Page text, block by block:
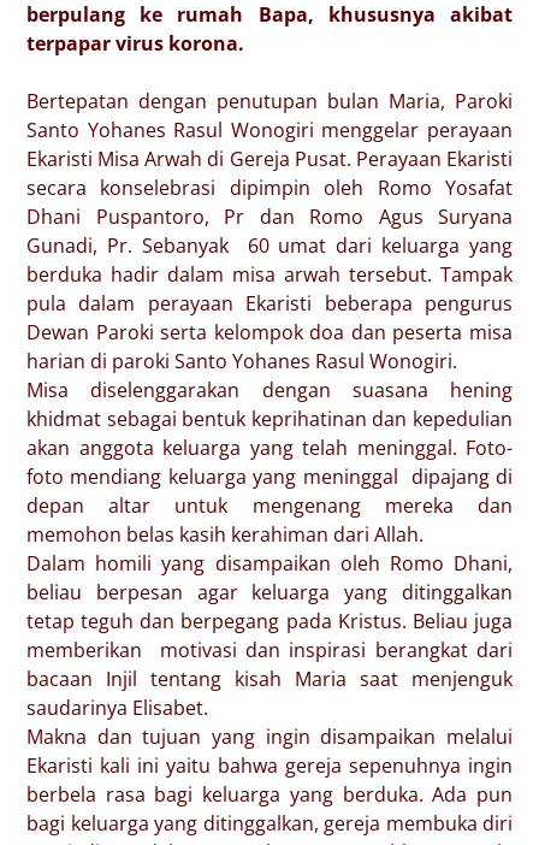
berpulang ke rumah Bapa, khususnya akibat
terpapar virus korona.
Bertepatan dengan penutupan bulan Maria, Paroki
Santo Yohanes Rasul Wonogiri menggelar perayaan
Ekaristi Misa Arwah di Gereja Pusat. Perayaan Ekaristi
secara konselebrasi dipimpin oleh Romo Yosafat
Dhani Puspantoro, Pr dan Romo Agus Suryana
Gunadi, Pr. Sebanyak 60 umat dari keluarga yang
berduka hadir dalam misa arwah tersebut. Tampak
pula dalam perayaan Ekaristi beberapa pengurus
Dewan Paroki serta kelompok doa dan peserta misa
harian di paroki Santo Yohanes Rasul Wonogiri.
Misa diselenggarakan dengan suasana hening
khidmat sebagai bentuk keprihatinan dan kepedulian
akan anggota keluarga yang telah meninggal. Foto-
foto mendiang keluarga yang meninggal dipajang di
depan altar untuk mengenang mereka dan
memohon belas kasih kerahiman dari Allah.
Dalam homili yang disampaikan oleh Romo Dhani,
beliau berpesan agar keluarga yang ditinggalkan
tetap teguh dan berpegang pada Kristus. Beliau juga
memberikan motivasi dan inspirasi berangkat dari
bacaan Injil tentang kisah Maria saat menjenguk
saudarinya Elisabet.
Makna dan tujuan yang ingin disampaikan melalui
Ekaristi kali ini yaitu bahwa gereja sepenuhnya ingin
berbela rasa bagi keluarga yang berduka. Ada pun
bagi keluarga yang ditinggalkan, gereja membuka diri